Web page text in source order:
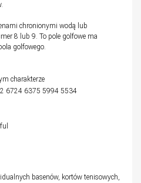
chronionymi wodą lub
8 lub 9. To pole golfowe ma
golfowego.
charakterze
6724 6375 5994 5534
basenów, kortów tenisowych,